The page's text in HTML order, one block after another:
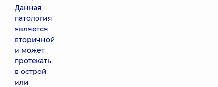
Данная
патология
является
вторичной
и может
протекать
в острой
или